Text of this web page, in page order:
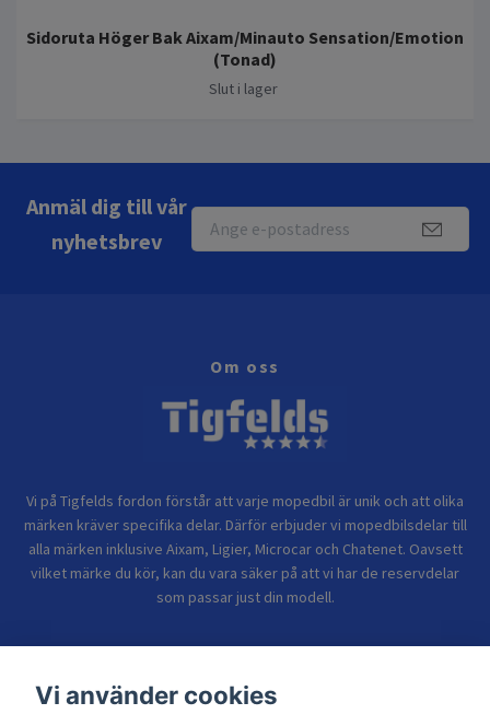
Sidoruta Höger Bak Aixam/Minauto Sensation/Emotion
(Tonad)
Slut i lager
Anmäl dig till vår
nyhetsbrev
Om oss
Vi på Tigfelds fordon förstår att varje mopedbil är unik och att olika
märken kräver specifika delar. Därför erbjuder vi mopedbilsdelar till
alla märken inklusive Aixam, Ligier, Microcar och Chatenet. Oavsett
vilket märke du kör, kan du vara säker på att vi har de reservdelar
som passar just din modell.
Vi använder cookies